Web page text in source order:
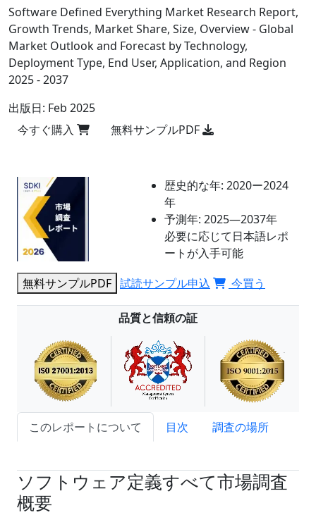
Software Defined Everything Market Research Report,
Growth Trends, Market Share, Size, Overview - Global
Market Outlook and Forecast by Technology,
Deployment Type, End User, Application, and Region
2025 - 2037
出版日: Feb 2025
今すぐ購入
無料サンプルPDF
歴史的な年: 2020ー2024
年
予測年: 2025―2037年
必要に応じて日本語レポ
ートが入手可能
無料サンプルPDF 試読サンプル申込 今買う
品質と信頼の証
このレポートについて 目次
調査の場所
ソフトウェア定義すべて市場調査
概要